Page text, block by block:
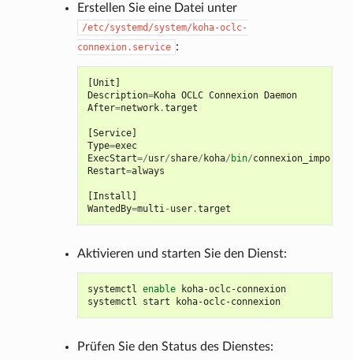
Erstellen Sie eine Datei unter
/etc/systemd/system/koha-oclc-
connexion.service :
[Unit ]
Description=Koha OCLC Connexion Daemon
After=network.target
[Service]
Type=exec
ExecStart=/usr/share/ koha/ bin/
Restart=always
[Install ]
WantedBy=multi- user.target
Aktivieren und starten Sie den Dienst:
systemctl enable
koha-oclc-connexion
systemctl
start koha-oclc-connexion
Prüfen Sie den Status des Dienstes: